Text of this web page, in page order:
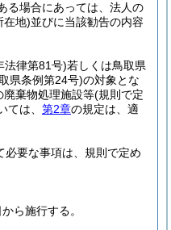
る場合にあっては、法人の
在地)並びに当該勧告の内容
法律第81号)若しくは鳥取県
県条例第24号)の対象とな
廃棄物処理施設等(規則で定
ては、 第2章の規定は、適
必要な事項は、規則で定め
ら施行する。